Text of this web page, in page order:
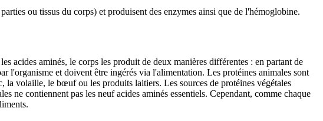
ou tissus du corps) et produisent des enzymes ainsi que de l'hémoglobine.
acides aminés, le corps les produit de deux manières différentes : en partant de
l'organisme et doivent être ingérés via l'alimentation. Les protéines animales sont
la volaille, le bœuf ou les produits laitiers. Les sources de protéines végétales
ne contiennent pas les neuf acides aminés essentiels. Cependant, comme chaque